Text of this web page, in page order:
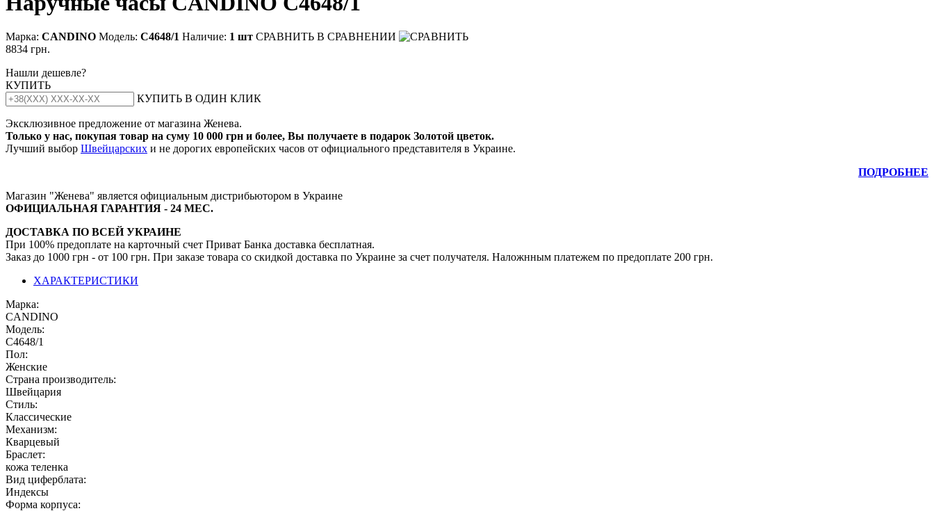
Марка: CANDINO Модель: С4648/1 Наличие: 1 шт СРАВНИТЬ В СРАВНЕНИИ
8834 грн.
Нашли дешевле?
КУПИТЬ
КУПИТЬ В ОДИН КЛИК
Эксклюзивное предложение от магазина Женева.
Только у нас, покупая товар на суму 10 000 грн и более, Вы получаете в подарок Золотой цветок.
Лучший выбор Швейцарских и не дорогих европейских часов от официального представителя в Украине.
ПОДРОБНЕЕ
Магазин "Женева" является официальным дистрибьютором в Украине
ОФИЦИАЛЬНАЯ ГАРАНТИЯ - 24 МЕС.
ДОСТАВКА ПО ВСЕЙ УКРАИНЕ
При 100% предоплате на карточный счет Приват Банка доставка бесплатная.
Заказ до 1000 грн - от 100 грн. При заказе товара со скидкой доставка по Украине за счет получателя. Наложнным платежем по предоплате 200 грн.
ХАРАКТЕРИСТИКИ
Марка:
CANDINO
Модель:
С4648/1
Пол:
Женские
Страна производитель:
Швейцария
Стиль:
Классические
Механизм:
Кварцевый
Браслет:
кожа теленка
Вид циферблата:
Индексы
Форма корпуса: